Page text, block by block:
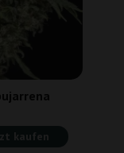
kaufen